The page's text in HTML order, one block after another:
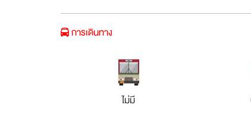
การเดินทาง
ไม่มี